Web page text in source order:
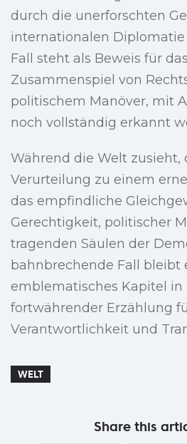
durch die unerforschten
internationalen Diplomatie
Fall steht als Beweis für
Zusammenspiel von
politischem Manöver, mit
noch vollständig erkannt
Während die Welt zusieht,
Verurteilung zu einem
das empfindliche
Gerechtigkeit, politischer
tragenden Säulen der
bahnbrechende Fall bleibt
emblematisches Kapitel in
fortwährender Erzählung
Verantwortlichkeit und
WELT
Share this